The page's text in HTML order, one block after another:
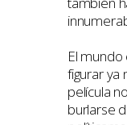
El
figurar ya
película
burlarse